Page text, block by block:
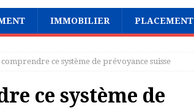
IMMOBILIER PLACEMENT
ce système de prévoyance suisse
ce système de